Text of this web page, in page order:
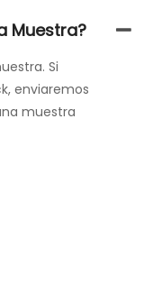
Muestra?
Si
enviaremos
muestra